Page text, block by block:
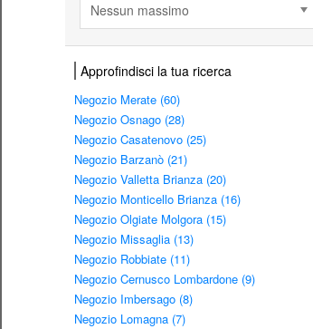
Nessun massimo
Approfindisci la tua ricerca
Negozio Merate (60)
Negozio Osnago (28)
Negozio Casatenovo (25)
Negozio Barzanò (21)
Negozio Valletta Brianza (20)
Negozio Monticello Brianza (16)
Negozio Olgiate Molgora (15)
Negozio Missaglia (13)
Negozio Robbiate (11)
Negozio Cernusco Lombardone (9)
Negozio Imbersago (8)
Negozio Lomagna (7)